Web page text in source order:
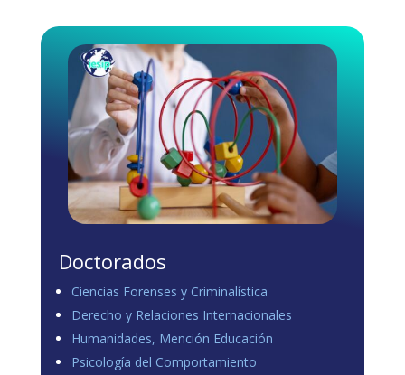
Doctorados
Ciencias Forenses y Criminalística
Derecho y Relaciones Internacionales
Humanidades, Mención Educación
Psicología del Comportamiento